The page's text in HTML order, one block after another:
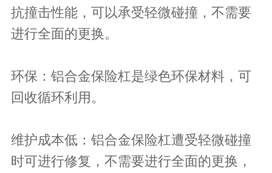
抗撞击性能，可以承受轻微碰撞，不需要
进行全面的更换。
环保：铝合金保险杠是绿色环保材料，可
回收循环利用。
维护成本低：铝合金保险杠遭受轻微碰撞
时可进行修复，不需要进行全面的更换，